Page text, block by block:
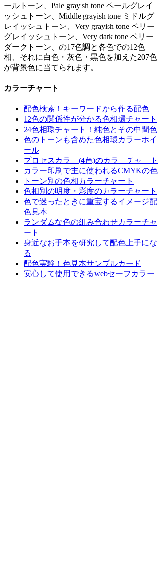
ールトーン、Pale grayish tone ペールグレイ
ッシュトーン、Middle grayish tone ミドルグ
レイッシュトーン、Very grayish tone ベリー
グレイッシュトーン、Very dark tone ベリー
ダークトーン、の17色調と各色での12色
相、それに白色・灰色・黒色を加えた207色
が背景色に当てられます。
カラーチャート
配色検索！キーワードから作る配色
12色の関係性が分かる色相環チャート
24色相環チャート！純色とその中間色
色のトーンも含めた色相環カラーホイ
ール
プロセスカラー(4色)のカラーチャート
カラー印刷で主に使われるCMYKの色
トーン別の色相カラーチャート
色相別の明度・彩度のカラーチャート
色で迷ったときに重宝するイメージ配
色見本
ランダムな色の組み合わせカラーチャ
ート
身近なお手本を研究して配色上手にな
る
配色実験！色見本サンプルカード
安心して使用できるwebセーフカラー